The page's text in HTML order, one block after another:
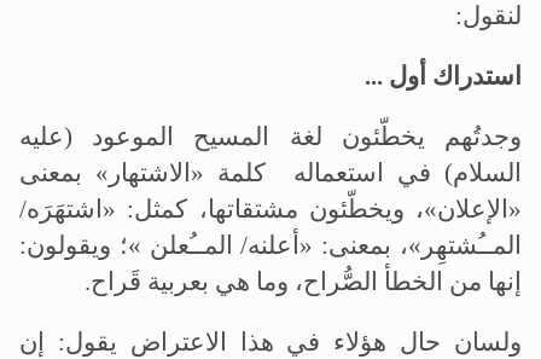
لنقول:
استدراك أول ...
وجدتُهم يخطّئون لغة المسيح الموعود (عليه
السلام) في استعماله كلمة «الاشتهار» بمعنى
«الإعلان»، ويخطّئون مشتقاتها، كمثل: «اشتهَرَه/
المــُشتهِر»، بمعنى: «أعلنه/ المــُعلن »؛ ويقولون:
إنها من الخطأ الصُّراح، وما هي بعربية قَراح.
ولسان حال هؤلاء في هذا الاعتراض يقول: إن